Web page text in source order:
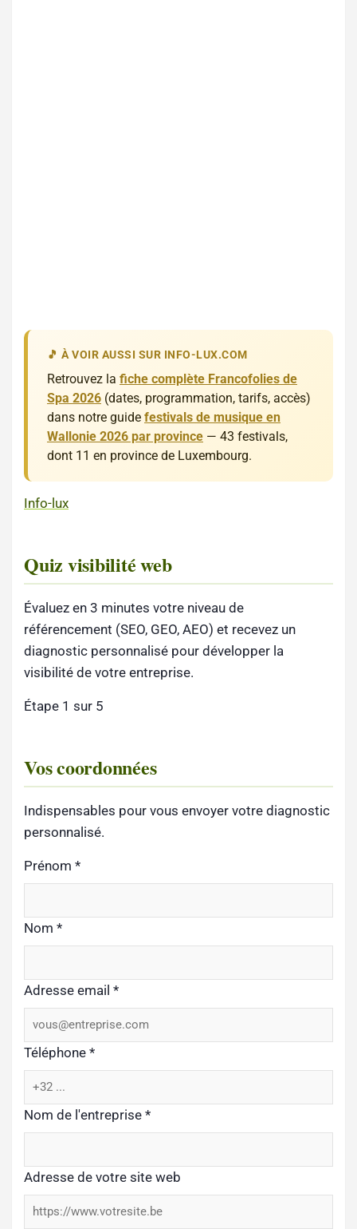
🎵 À VOIR AUSSI SUR INFO-LUX.COM
Retrouvez la fiche complète Francofolies de
Spa 2026 (dates, programmation, tarifs, accès)
dans notre guide festivals de musique en
Wallonie 2026 par province — 43 festivals,
dont 11 en province de Luxembourg.
Info-lux
Quiz visibilité web
Évaluez en 3 minutes votre niveau de
référencement (SEO, GEO, AEO) et recevez un
diagnostic personnalisé pour développer la
visibilité de votre entreprise.
Étape 1 sur 5
Vos coordonnées
Indispensables pour vous envoyer votre diagnostic
personnalisé.
Prénom *
Nom *
Adresse email *
Téléphone *
Nom de l'entreprise *
Adresse de votre site web